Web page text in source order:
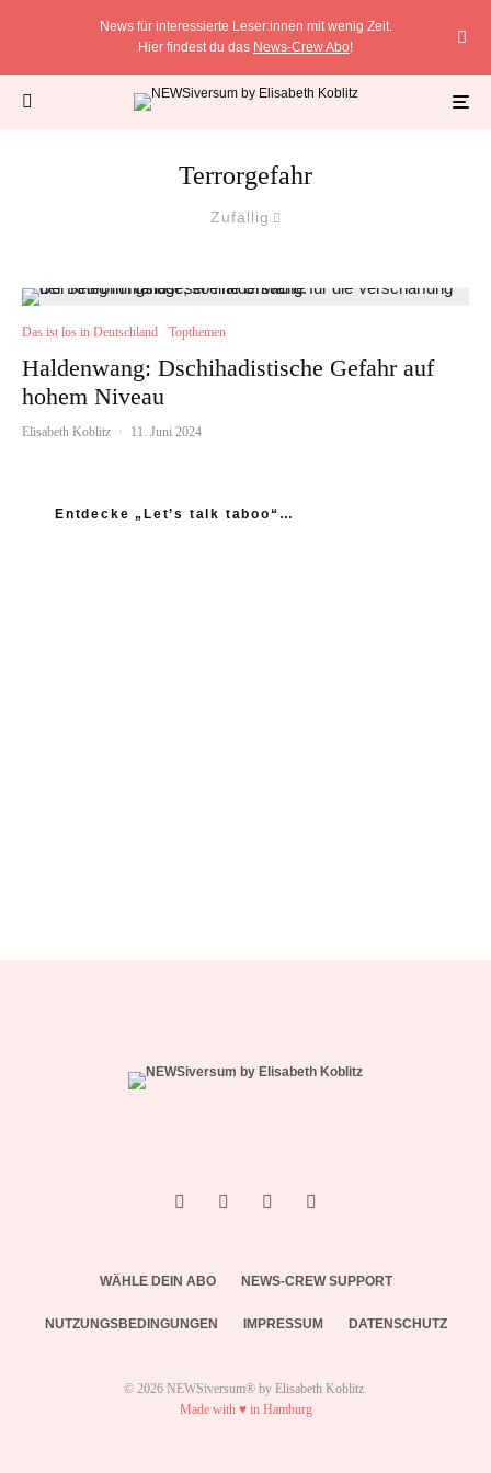
News für interessierte Leser:innen mit wenig Zeit.
Hier findest du das News-Crew Abo!
Terrorgefahr
Zufällig
Das ist los in Deutschland Topthemen
Haldenwang: Dschihadistische Gefahr auf
hohem Niveau
Elisabeth Koblitz · 11. Juni 2024
Entdecke „Let’s talk taboo“…
WÄHLE DEIN ABO NEWS-CREW SUPPORT
NUTZUNGSBEDINGUNGEN IMPRESSUM DATENSCHUTZ
© 2026 NEWSiversum® by Elisabeth Koblitz.
Made with ♥ in Hamburg